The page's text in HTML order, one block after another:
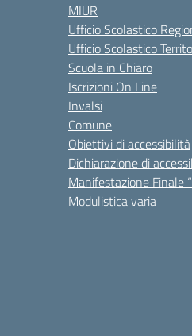
MIUR
Ufficio Scolastico
Ufficio Scolastico
Scuola in Chiaro
Iscrizioni On Line
Invalsi
Comune
Obiettivi di accessibilità
Dichiarazione di
Manifestazione Finale
Modulistica varia